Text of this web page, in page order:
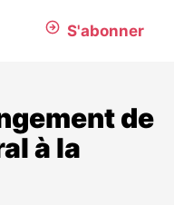
S'abonner
de
à la